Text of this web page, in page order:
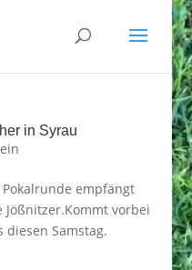
in Syrau
empfängt
Jößnitzer.Kommt vorbei
Samstag.